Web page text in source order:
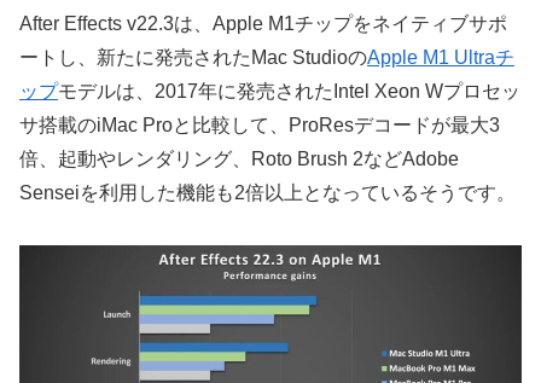
After Effects v22.3は、Apple M1チップをネイティブサポ
ートし、新たに発売されたMac StudioのApple M1 Ultraチ
ップモデルは、2017年に発売されたIntel Xeon Wプロセッ
サ搭載のiMac Proと比較して、ProResデコードが最大3
倍、起動やレンダリング、Roto Brush 2などAdobe
Senseiを利用した機能も2倍以上となっているそうです。